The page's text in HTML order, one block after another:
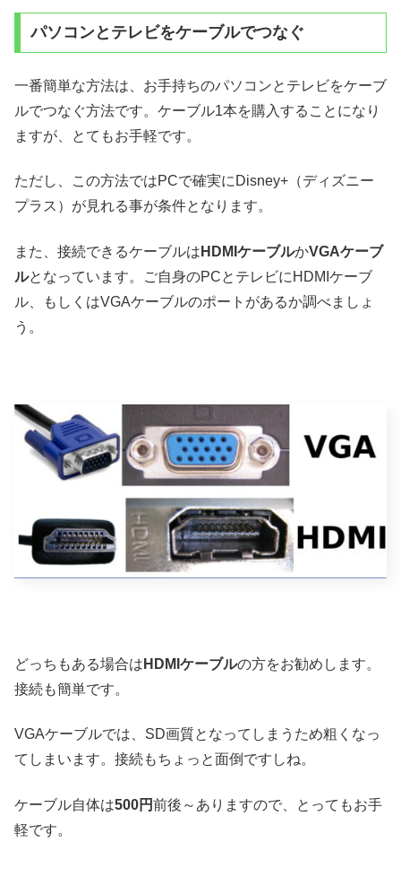
パソコンとテレビをケーブルでつなぐ
一番簡単な方法は、お手持ちのパソコンとテレビをケーブ
ルでつなぐ方法です。ケーブル1本を購入することになり
ますが、とてもお手軽です。
ただし、この方法ではPCで確実にDisney+（ディズニー
プラス）が見れる事が条件となります。
また、接続できるケーブルは HDMIケーブルかVGAケーブ
ルとなっています。ご自身のPCとテレビにHDMIケーブ
ル、もしくはVGAケーブルのポートがあるか調べましょ
う。
どっちもある場合は HDMIケーブルの方をお勧めします。
接続も簡単です。
VGAケーブルでは、SD画質となってしまうため粗くなっ
てしまいます。接続もちょっと面倒ですしね。
ケーブル自体は500円前後～ありますので、とってもお手
軽です。